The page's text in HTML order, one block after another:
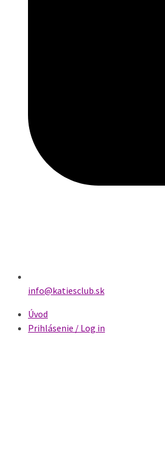
info@katiesclub.sk
Úvod
Prihlásenie / Log in